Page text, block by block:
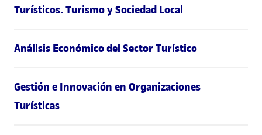
Turísticos. Turismo y Sociedad Local
Análisis Económico del Sector Turístico
Gestión e Innovación en Organizaciones
Turísticas